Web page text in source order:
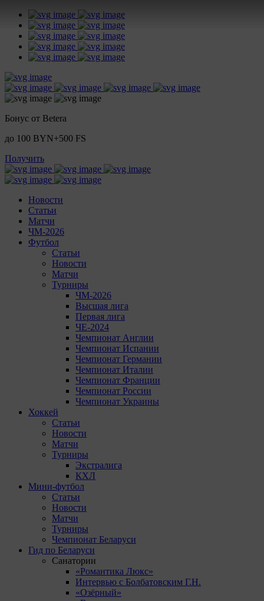
Бонус от Betera
до 100 BYN+500 FS
Получить
Новости
Статьи
Матчи
ЧМ-2026
Футбол
Статьи
Новости
Матчи
Турниры
ЧМ-2026
Высшая лига
Первая лига
ЧЕ-2024
Чемпионат Англии
Чемпионат Испании
Чемпионат Германии
Чемпионат Италии
Чемпионат Франции
Чемпионат России
Чемпионат Украины
Хоккей
Статьи
Новости
Матчи
Турниры
Экстралига
КХЛ
Мини-футбол
Статьи
Новости
Матчи
Турниры
Чемпионат Беларуси
Гид по Беларуси
Санатории
«Романтика Люкс»
Интервью с Болбатовским Г.Н.
«Озёрный»